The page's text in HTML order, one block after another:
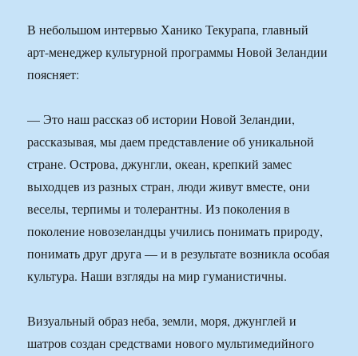
В небольшом интервью Ханико Текурапа, главный
арт-менеджер культурной программы Новой Зеландии
поясняет:
— Это наш рассказ об истории Новой Зеландии,
рассказывая, мы даем представление об уникальной
стране. Острова, джунгли, океан, крепкий замес
выходцев из разных стран, люди живут вместе, они
веселы, терпимы и толерантны. Из поколения в
поколение новозеландцы учились понимать природу,
понимать друг друга — и в результате возникла особая
культура. Наши взгляды на мир гуманистичны.
Визуальный образ неба, земли, моря, джунглей и
шатров создан средствами нового мультимедийного